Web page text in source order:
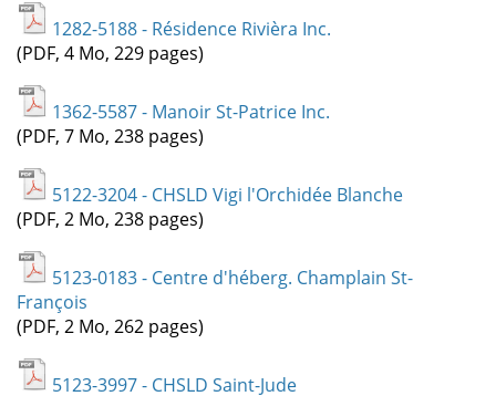
1282-5188 - Résidence Rivièra Inc.
(PDF, 4 Mo, 229 pages)
1362-5587 - Manoir St-Patrice Inc.
(PDF, 7 Mo, 238 pages)
5122-3204 - CHSLD Vigi l'Orchidée Blanche
(PDF, 2 Mo, 238 pages)
5123-0183 - Centre d'héberg. Champlain St-
François
(PDF, 2 Mo, 262 pages)
5123-3997 - CHSLD Saint-Jude